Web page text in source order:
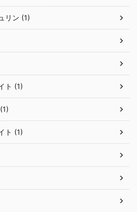
リン (1)
ト (1)
ト (1)